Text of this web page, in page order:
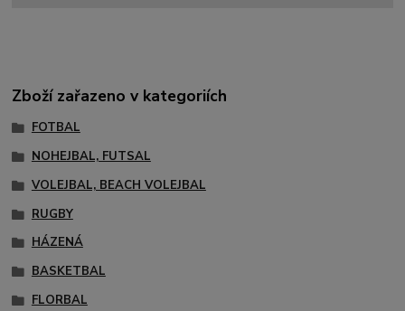
Zboží zařazeno v kategoriích
FOTBAL
NOHEJBAL, FUTSAL
VOLEJBAL, BEACH VOLEJBAL
RUGBY
HÁZENÁ
BASKETBAL
FLORBAL